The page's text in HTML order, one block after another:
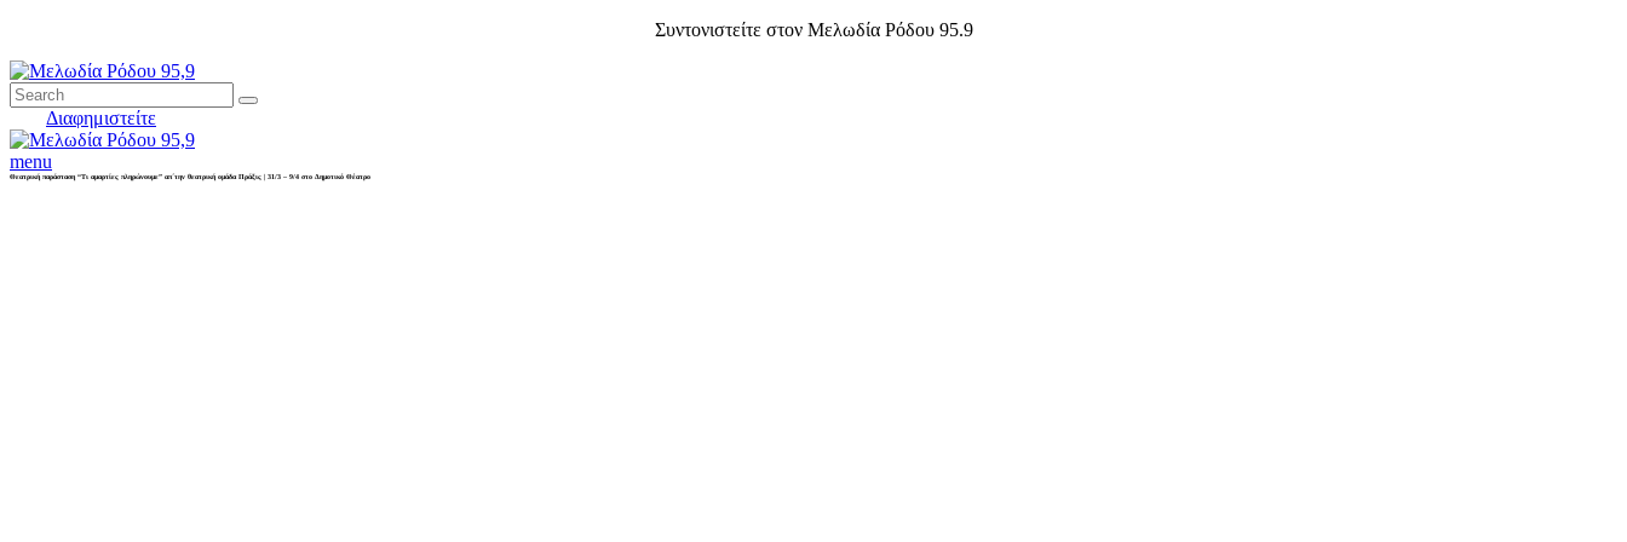
Συντονιστείτε στον Μελωδία Ρόδου 95.9
Διαφημιστείτε
menu
Θεατρική παράσταση “Τι αμαρτίες πληρώνουμε” απ΄την θεατρική ομάδα Πράξις | 31/3 – 9/4 στο Δημοτικό Θέατρο